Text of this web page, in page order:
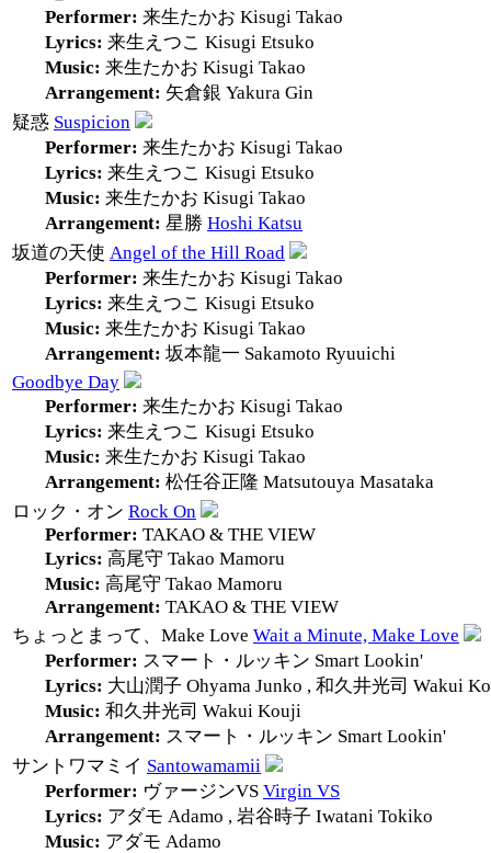
Performer: 来生たかお Kisugi Takao
Lyrics: 来生えつこ Kisugi Etsuko
Music: 来生たかお Kisugi Takao
Arrangement: 矢倉銀 Yakura Gin
疑惑 Suspicion
Performer: 来生たかお Kisugi Takao
Lyrics: 来生えつこ Kisugi Etsuko
Music: 来生たかお Kisugi Takao
Arrangement: 星勝 Hoshi Katsu
坂道の天使 Angel of the Hill Road
Performer: 来生たかお Kisugi Takao
Lyrics: 来生えつこ Kisugi Etsuko
Music: 来生たかお Kisugi Takao
Arrangement: 坂本龍一 Sakamoto Ryuuichi
Goodbye Day
Performer: 来生たかお Kisugi Takao
Lyrics: 来生えつこ Kisugi Etsuko
Music: 来生たかお Kisugi Takao
Arrangement: 松任谷正隆 Matsutouya Masataka
ロック・オン Rock On
Performer: TAKAO & THE VIEW
Lyrics: 高尾守 Takao Mamoru
Music: 高尾守 Takao Mamoru
Arrangement: TAKAO & THE VIEW
ちょっとまって、Make Love Wait a Minute, Make Love
Performer: スマート・ルッキン Smart Lookin'
Lyrics: 大山潤子 Ohyama Junko , 和久井光司 Wakui
Music: 和久井光司 Wakui Kouji
Arrangement: スマート・ルッキン Smart Lookin'
サントワマミイ Santowamamii
Performer: ヴァージンVS Virgin VS
Lyrics: アダモ Adamo , 岩谷時子 Iwatani Tokiko
Music: アダモ Adamo